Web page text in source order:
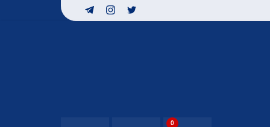
0